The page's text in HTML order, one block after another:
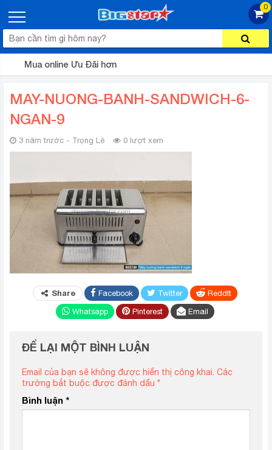
0
Mua online Ưu Đãi hơn
MAY-NUONG-BANH-SANDWICH-6-
NGAN-9
3 năm trước - Trọng Lê 0 lượt xem
Share Facebook Twitter
ReddIt
Whatsapp
Pinterest Email
ĐỂ LẠI MỘT BÌNH LUẬN
Email của bạn sẽ không được hiển thị công khai. Các
trường bắt buộc được đánh dấu *
Bình luận *